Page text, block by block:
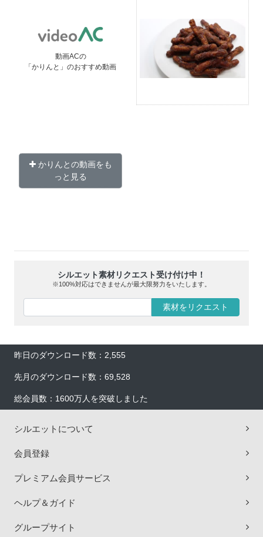
動画ACの
「かりんと」のおすすめ動画
かりんとの動画をも
っと見る
シルエット素材リクエスト受け付け中！
※100%対応はできませんが最大限努力をいたします。
素材をリクエスト
昨日のダウンロード数：2,555
先月のダウンロード数：69,528
総会員数：1600万人を突破しました
シルエットについて
会員登録
プレミアム会員サービス
ヘルプ＆ガイド
グループサイト